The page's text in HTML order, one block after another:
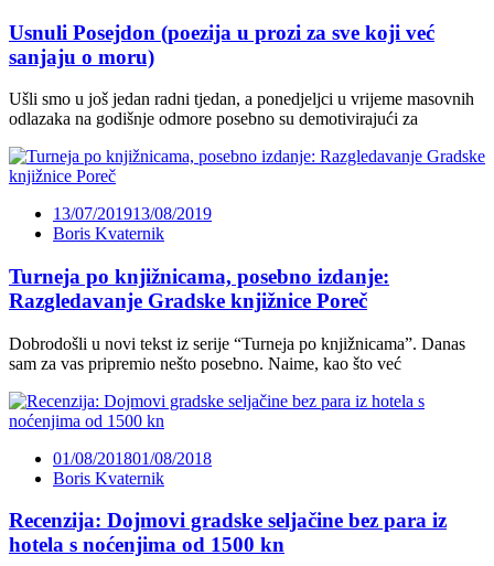
Usnuli Posejdon (poezija u prozi za sve koji već
sanjaju o moru)
Ušli smo u još jedan radni tjedan, a ponedjeljci u vrijeme masovnih
odlazaka na godišnje odmore posebno su demotivirajući za
13/07/201913/08/2019
Boris Kvaternik
Turneja po knjižnicama, posebno izdanje:
Razgledavanje Gradske knjižnice Poreč
Dobrodošli u novi tekst iz serije “Turneja po knjižnicama”. Danas
sam za vas pripremio nešto posebno. Naime, kao što već
01/08/201801/08/2018
Boris Kvaternik
Recenzija: Dojmovi gradske seljačine bez para iz
hotela s noćenjima od 1500 kn